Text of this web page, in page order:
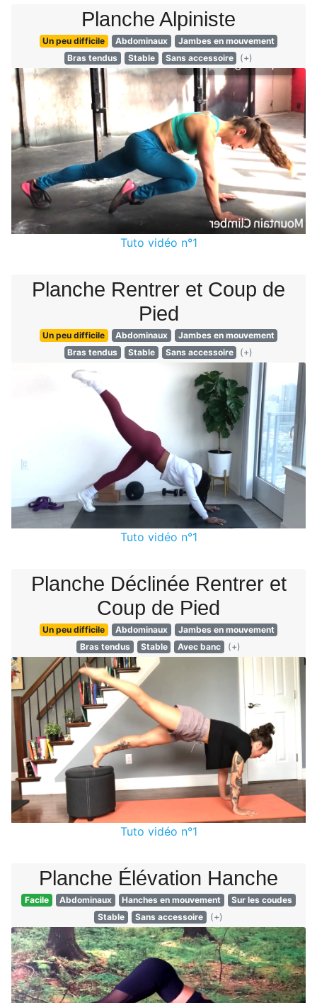
Planche Alpiniste
Un peu difficile Abdominaux
Jambes en mouvement
Bras tendus
Stable Sans accessoire (+)
Tuto vidéo n°1
Planche Rentrer et Coup de
Pied
Un peu difficile Abdominaux
Jambes en mouvement
Bras tendus
Stable Sans accessoire (+)
Tuto vidéo n°1
Planche Déclinée Rentrer et
Coup de Pied
Un peu difficile Abdominaux
Jambes en mouvement
Bras tendus
Stable Avec banc (+)
Tuto vidéo n°1
Planche Élévation Hanche
Facile Abdominaux Hanches en mouvement
Sur les coudes
Stable
Sans accessoire (+)